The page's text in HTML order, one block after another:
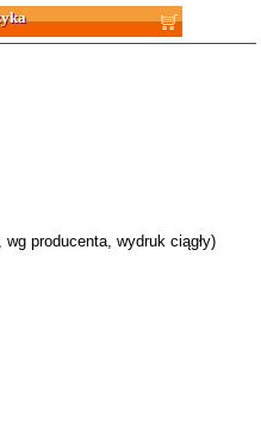
producenta, wydruk ciągły)